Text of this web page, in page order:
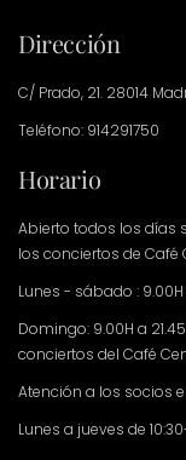
Dirección
C/ Prado, 21. 28014
Teléfono: 914291750
Horario
Abierto todos los días
los conciertos de Café
Lunes - sábado : 9.00H
Domingo: 9.00H a
conciertos del Café
Atención a los socios
Lunes a jueves de